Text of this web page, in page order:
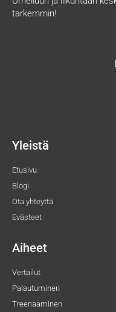
tarkemmin!
Yleistä
Etusivu
Blogi
Ota yhteyttä
Evästeet
Aiheet
Vertailut
Palautuminen
Treenaaminen